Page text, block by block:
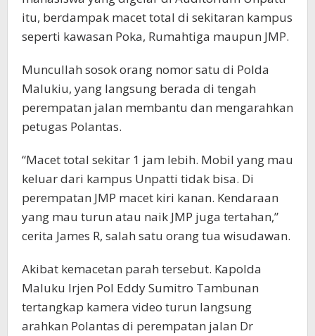
itu, berdampak macet total di sekitaran kampus
seperti kawasan Poka, Rumahtiga maupun JMP.
Muncullah sosok orang nomor satu di Polda
Malukiu, yang langsung berada di tengah
perempatan jalan membantu dan mengarahkan
petugas Polantas.
“Macet total sekitar 1 jam lebih. Mobil yang mau
keluar dari kampus Unpatti tidak bisa. Di
perempatan JMP macet kiri kanan. Kendaraan
yang mau turun atau naik JMP juga tertahan,”
cerita James R, salah satu orang tua wisudawan.
Akibat kemacetan parah tersebut. Kapolda
Maluku Irjen Pol Eddy Sumitro Tambunan
tertangkap kamera video turun langsung
arahkan Polantas di perempatan jalan Dr